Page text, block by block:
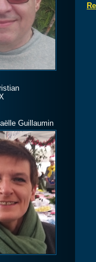
Guillaumin